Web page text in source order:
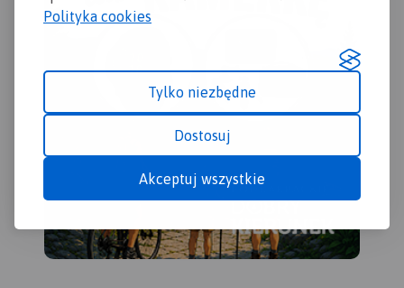
Polityka cookies
Tylko niezbędne
Dostosuj
Akceptuj wszystkie